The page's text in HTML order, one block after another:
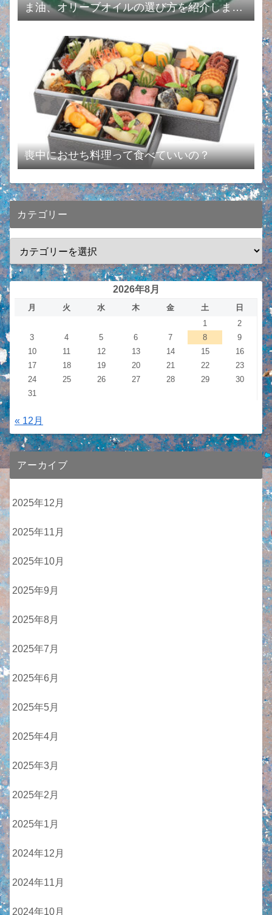
ま油、オリーブオイルの選び方を紹介します
❗️〜
喪中におせち料理って食べていいの？
カテゴリー
2026年8月
月 火 水 木 金 土
日
1
2
3
4 5 6 7 8
9
10
11 12 13 14 15
16
17
18 19 20 21 22
23
24
25 26 27 28 29
30
31
« 12月
アーカイブ
2025年12月
2025年11月
2025年10月
2025年9月
2025年8月
2025年7月
2025年6月
2025年5月
2025年4月
2025年3月
2025年2月
2025年1月
2024年12月
2024年11月
2024年10月